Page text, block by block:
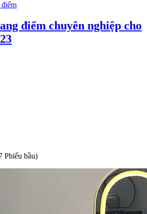
điểm chuyên nghiệp cho
Phiếu bầu)